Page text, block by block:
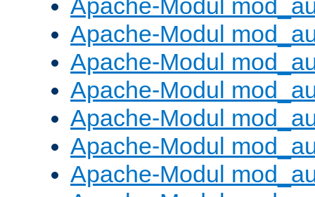
Apache-Modul
Apache-Modul
Apache-Modul
Apache-Modul
Apache-Modul
Apache-Modul
Apache-Modul